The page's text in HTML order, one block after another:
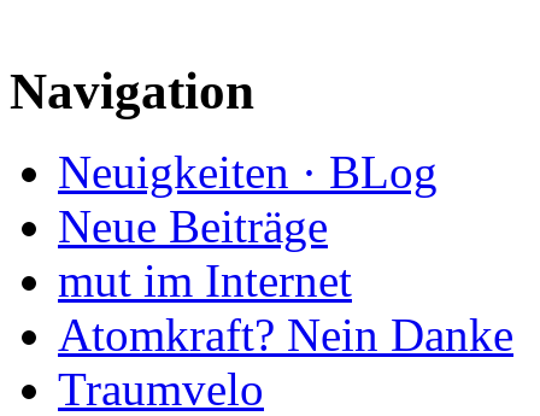
Navigation
Neuigkeiten · BLog
Neue Beiträge
mut im Internet
Atomkraft? Nein Danke
Traumvelo